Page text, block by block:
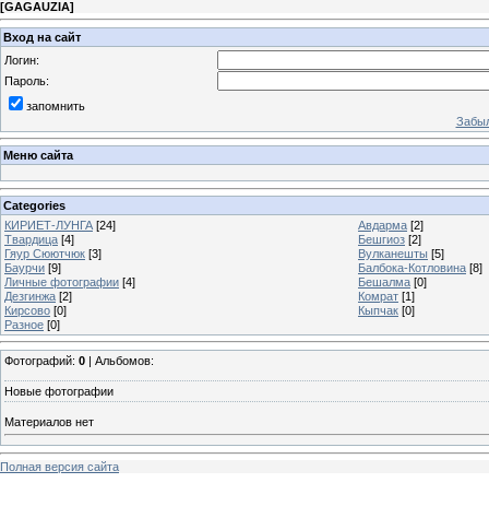
[GAGAUZIA]
Вход на сайт
Логин:
Пароль:
запомнить
Меню сайта
Categories
КИРИЕТ-ЛУНГА [24] Авдарма [2]
Твардица [4] Бешгиоз [2]
Гяур Сюютчюк [3] Вулканешты [5]
Баурчи [9] Балбока-Котловина [8]
Личные фотографии [4] Бешалма [0]
Дезгинжа [2] Комрат [1]
Кирсово [0] Кыпчак [0]
Разное [0]
Фотографий: 0 | Альбомов:
Новые фотографии
Материалов нет
Полная версия сайта